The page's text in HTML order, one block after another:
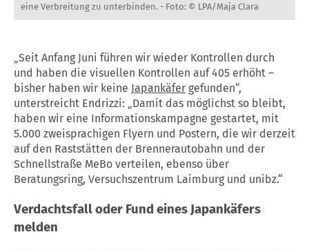
eine Verbreitung zu unterbinden. - Foto: © LPA/Maja Clara
„Seit Anfang Juni führen wir wieder Kontrollen durch
und haben die visuellen Kontrollen auf 405 erhöht –
bisher haben wir keine Japankäfer gefunden“,
unterstreicht Endrizzi: „Damit das möglichst so bleibt,
haben wir eine Informationskampagne gestartet, mit
5.000 zweisprachigen Flyern und Postern, die wir derzeit
auf den Raststätten der Brennerautobahn und der
Schnellstraße MeBo verteilen, ebenso über
Beratungsring, Versuchszentrum Laimburg und unibz.“
Verdachtsfall oder Fund eines Japankäfers
melden